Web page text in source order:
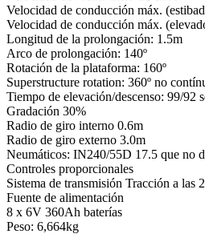
Velocidad de conducción máx.
Velocidad de conducción máx.
Longitud de la prolongación: 1.5m
Arco de prolongación: 140º
Rotación de la plataforma: 160º
Superstructure rotation: 360º no
Tiempo de elevación/descenso: 99/92
Gradación 30%
Radio de giro interno 0.6m
Radio de giro externo 3.0m
Neumáticos: IN240/55D 17.5 que no
Controles proporcionales
Sistema de transmisión Tracción a las
Fuente de alimentación
8 x 6V 360Ah baterías
Peso: 6,664kg